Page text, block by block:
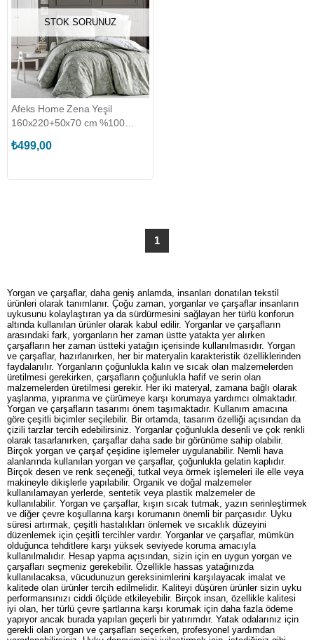
STOK SORUNUZ
Afeks Home Zena Yeşil
160x220+50x70 cm %100
(AFEKSHOME.50007)
₺499,00
1
Yorgan ve çarşaflar, daha geniş anlamda, insanları donatılan tekstil
ürünleri olarak tanımlanır. Çoğu zaman, yorganlar ve çarşaflar insanların
uykusunu kolaylaştıran ya da sürdürmesini sağlayan her türlü konforun
altında kullanılan ürünler olarak kabul edilir. Yorganlar ve çarşafların
arasındaki fark, yorganların her zaman üstte yatakta yer alırken
çarşafların her zaman üstteki yatağın içerisinde kullanılmasıdır. Yorgan
ve çarşaflar, hazırlanırken, her bir materyalin karakteristik özelliklerinden
faydalanılır. Yorganların çoğunlukla kalın ve sıcak olan malzemelerden
üretilmesi gerekirken, çarşafların çoğunlukla hafif ve serin olan
malzemelerden üretilmesi gerekir. Her iki materyal, zamana bağlı olarak
yaşlanma, yıpranma ve çürümeye karşı korumaya yardımcı olmaktadır.
Yorgan ve çarşafların tasarımı önem taşımaktadır. Kullanım amacına
göre çeşitli biçimler seçilebilir. Bir ortamda, tasarım özelliği açısından da
çizili tarzlar tercih edebilirsiniz. Yorganlar çoğunlukla desenli ve çok renkli
olarak tasarlanırken, çarşaflar daha sade bir görünüme sahip olabilir.
Birçok yorgan ve çarşaf çeşidine işlemeler uygulanabilir. Nemli hava
alanlarında kullanılan yorgan ve çarşaflar, çoğunlukla gelatin kaplıdır.
Birçok desen ve renk seçeneği, tutkal veya örmek işlemeleri ile elle veya
makineyle dikişlerle yapılabilir. Organik ve doğal malzemeler
kullanılamayan yerlerde, sentetik veya plastik malzemeler de
kullanılabilir. Yorgan ve çarşaflar, kışın sıcak tutmak, yazın serinleştirmek
ve diğer çevre koşullarına karşı korumanın önemli bir parçasıdır. Uyku
süresi artırmak, çeşitli hastalıkları önlemek ve sıcaklık düzeyini
düzenlemek için çeşitli tercihler vardır. Yorganlar ve çarşaflar, mümkün
olduğunca tehditlere karşı yüksek seviyede koruma amacıyla
kullanılmalıdır. Hesap yapma açısından, sizin için en uygun yorgan ve
çarşafları seçmeniz gerekebilir. Özellikle hassas yatağınızda
kullanılacaksa, vücudunuzun gereksinimlerini karşılayacak imalat ve
kalitede olan ürünler tercih edilmelidir. Kaliteyi düşüren ürünler sizin uyku
performansınızı ciddi ölçüde etkileyebilir. Birçok insan, özellikle kalitesi
iyi olan, her türlü çevre şartlarına karşı korumak için daha fazla ödeme
yapıyor ancak burada yapılan geçerli bir yatırımdır. Yatak odalarınız için
gerekli olan yorgan ve çarşafları seçerken, profesyonel yardımdan